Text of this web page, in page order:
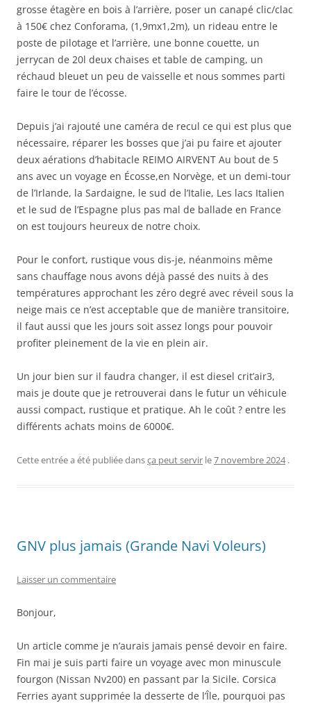
grosse étagère en bois à l’arrière, poser un canapé clic/clac
à 150€ chez Conforama, (1,9mx1,2m), un rideau entre le
poste de pilotage et l’arrière, une bonne couette, un
jerrycan de 20l deux chaises et table de camping, un
réchaud bleuet un peu de vaisselle et nous sommes parti
faire le tour de l’écosse.
Depuis j’ai rajouté une caméra de recul ce qui est plus que
nécessaire, réparer les bosses que j’ai pu faire et ajouter
deux aérations d’habitacle REIMO AIRVENT Au bout de 5
ans avec un voyage en Écosse,en Norvège, et un demi-tour
de l’Irlande, la Sardaigne, le sud de l’Italie, Les lacs Italien
et le sud de l’Espagne plus pas mal de ballade en France
on est toujours heureux de notre choix.
Pour le confort, rustique vous dis-je, néanmoins même
sans chauffage nous avons déjà passé des nuits à des
températures approchant les zéro degré avec réveil sous la
neige mais ce n’est acceptable que de manière transitoire,
il faut aussi que les jours soit assez longs pour pouvoir
profiter pleinement de la vie en plein air.
Un jour bien sur il faudra changer, il est diesel crit’air3,
mais je doute que je retrouverai dans le futur un véhicule
aussi compact, rustique et pratique. Ah le coût ? entre les
différents achats moins de 6000€.
Cette entrée a été publiée dansça peut servir le7 novembre 2024 .
GNV plus jamais (Grande Navi Voleurs)
Laisser un commentaire
Bonjour,
Un article comme je n’aurais jamais pensé devoir en faire.
Fin mai je suis parti faire un voyage avec mon minuscule
fourgon (Nissan Nv200) en passant par la Sicile. Corsica
Ferries ayant supprimée la desserte de l’Île, pourquoi pas